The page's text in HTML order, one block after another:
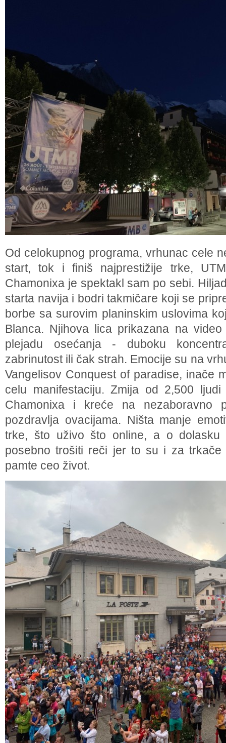
Od celokupnog programa, vrhunac cele
start, tok i finiš najprestižije trke,
Chamonixa je spektakl sam po sebi.
starta navija i bodri takmičare koji se
borbe sa surovim planinskim uslovima
Blanca. Njihova lica prikazana na
plejadu osećanja - duboku
zabrinutost ili čak strah. Emocije su na
Vangelisov Conquest of paradise, inače
celu manifestaciju. Zmija od 2,500
Chamonixa i kreće na nezaboravno
pozdravlja ovacijama. Ništa manje
trke, što uživo što online, a o
posebno trošiti reči jer to su i za
pamte ceo život.